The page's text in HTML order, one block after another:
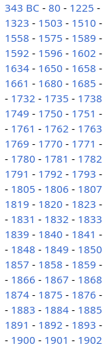
343 BC - 80 - 1225 -
1323 - 1503 - 1510 -
1558 - 1575 - 1589 -
1592 - 1596 - 1602 -
1634- 1650 - 1658 -
1661 - 1680 - 1685 -
- 1732 - 1735 - 1738
1749 - 1750 - 1751 -
- 1761 - 1762 - 1763
1769 - 1770 - 1771 -
- 1780 - 1781 - 1782
1791 - 1792 - 1793 -
- 1805 - 1806 - 1807
1819 - 1820 - 1823 -
- 1831 - 1832 - 1833
1839 - 1840 - 1841 -
- 1848 - 1849 - 1850
1857 - 1858 - 1859 -
- 1866 - 1867 - 1868
1874- 1875 - 1876 -
- 1883 - 1884- 1885
1891 - 1892 - 1893 -
- 1900 - 1901 - 1902